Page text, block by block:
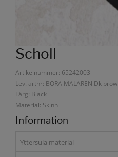
Scholl
Artikelnummer: 65242003
Lev. artnr: BORA MALAREN Dk brow
Färg: Black
Material: Skinn
Information
Yttersula material